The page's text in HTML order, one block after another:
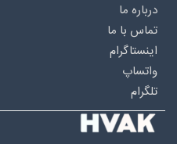
درباره‌ ما
تماس با ما
اینستاگرام
واتساپ
تلگرام